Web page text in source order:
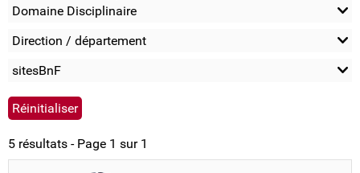
Domaine Disciplinaire
Direction / département
sitesBnF
5 résultats - Page 1 sur 1